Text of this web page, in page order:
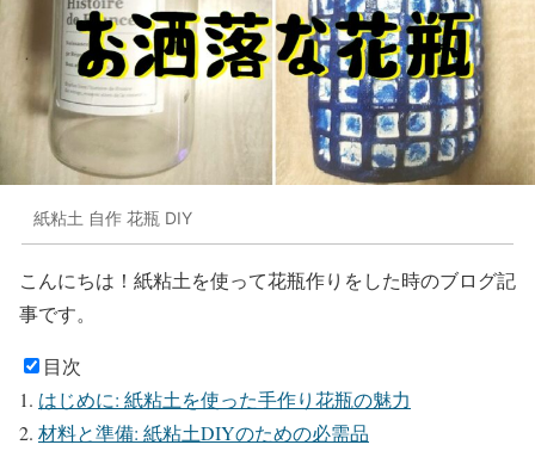
紙粘土 自作 花瓶 DIY
こんにちは！紙粘土を使って花瓶作りをした時のブログ記
事です。
目次
はじめに: 紙粘土を使った手作り花瓶の魅力
材料と準備: 紙粘土DIYのための必需品